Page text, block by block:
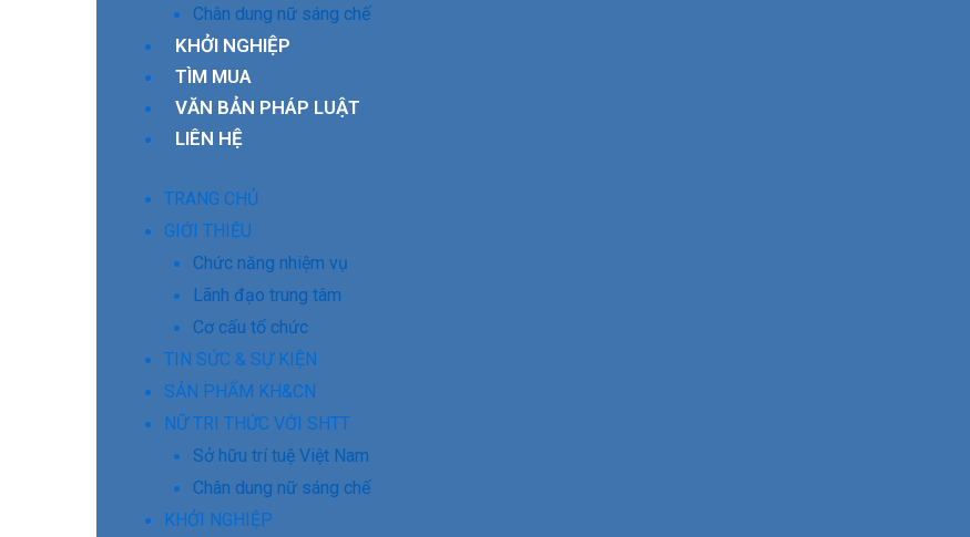
Chân dung nữ sáng chế
KHỞI NGHIỆP
TÌM MUA
VĂN BẢN PHÁP LUẬT
LIÊN HỆ
TRANG CHỦ
GIỚI THIỆU
Chức năng nhiệm vụ
Lãnh đạo trung tâm
Cơ cấu tổ chức
TIN SỨC & SỰ KIỆN
SẢN PHẨM KH&CN
NỮ TRI THỨC VỚI SHTT
Sở hữu trí tuệ Việt Nam
Chân dung nữ sáng chế
KHỞI NGHIỆP